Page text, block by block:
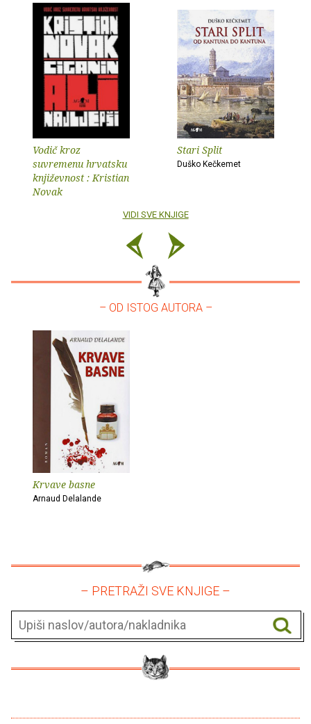
Vodič kroz
suvremenu hrvatsku
književnost : Kristian
Novak
Stari Split
Duško Kečkemet
VIDI SVE KNJIGE
– OD ISTOG AUTORA –
Krvave basne
Arnaud Delalande
– PRETRAŽI SVE KNJIGE –